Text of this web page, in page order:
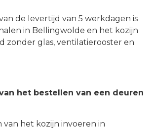
de levertijd van 5 werkdagen is
in Bellingwolde en het kozijn
zonder glas, ventilatierooster en
het bestellen van een deuren
van het kozijn invoeren in